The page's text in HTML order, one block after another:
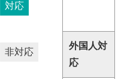
対応
非対応
外国人対
応